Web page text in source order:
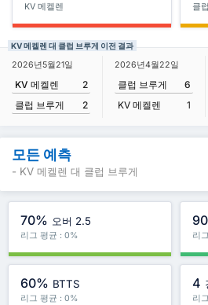
KV 메켈렌 클
KV 메켈렌 대 클럽 브루게 이전 결과
2026년5월21일
KV 메켈렌
2
클럽 브루게
2
2026년4월22일
클럽 브루게
6
KV 메켈렌
1
모든 예측
- KV 메켈렌 대 클럽 브루게
70% 오버 2.5
리그 평균 : 0% 리
60% BTTS
리그 평균 : 0%
4
리